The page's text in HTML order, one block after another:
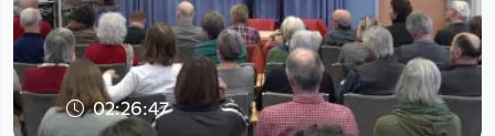
02:26:47